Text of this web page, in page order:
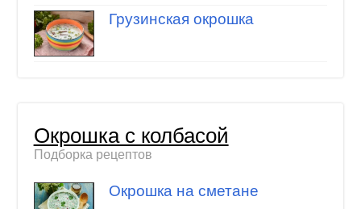
Грузинская окрошка
Окрошка с колбасой
Подборка рецептов
Окрошка на сметане